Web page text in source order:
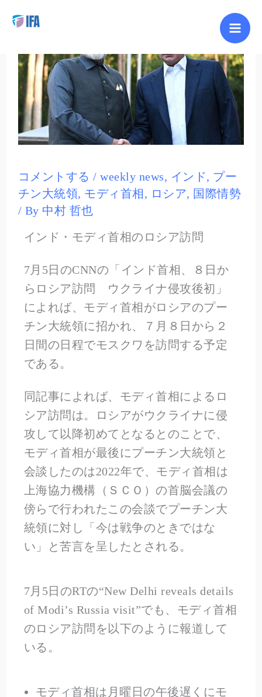
コメントする /weekly news, インド, プー
チン大統領, モディ首相, ロシア, 国際情勢
/ By 中村 哲也
インド・モディ首相のロシア訪問
7月5日のCNNの「インド首相、８日か
らロシア訪問 ウクライナ侵攻後初」
によれば、モディ首相がロシアのプー
チン大統領に招かれ、７月８日から２
日間の日程でモスクワを訪問する予定
である。
同記事によれば、モディ首相によるロ
シア訪問は。ロシアがウクライナに侵
攻して以降初めてとなるとのことで、
モディ首相が最後にプーチン大統領と
会談したのは2022年で、モディ首相は
上海協力機構（ＳＣＯ）の首脳会議の
傍らで行われたこの会談でプーチン大
統領に対し「今は戦争のときではな
い」と苦言を呈したとされる。
7月5日のRTの“New Delhi reveals details
of Modi’s Russia visit”でも、モディ首相
のロシア訪問を以下のように報道して
いる。
モディ首相は月曜日の午後遅くにモ